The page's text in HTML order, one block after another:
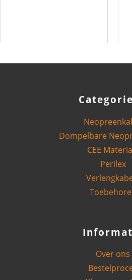
Rood
Dompelbare
CEE
Perilex
Over ons